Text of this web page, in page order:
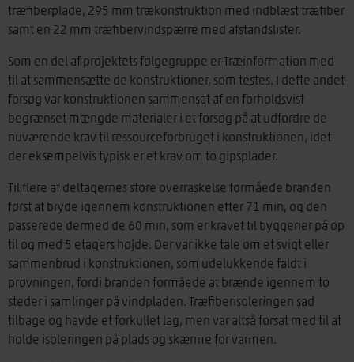
træfiberplade, 295 mm trækonstruktion med indblæst træfiber
samt en 22 mm træfibervindspærre med afstandslister.
Som en del af projektets følgegruppe er Træinformation med
til at sammensætte de konstruktioner, som testes. I dette andet
forsøg var konstruktionen sammensat af en forholdsvist
begrænset mængde materialer i et forsøg på at udfordre de
nuværende krav til ressourceforbruget i konstruktionen, idet
der eksempelvis typisk er et krav om to gipsplader.
Til flere af deltagernes store overraskelse formåede branden
først at bryde igennem konstruktionen efter 71 min, og den
passerede dermed de 60 min, som er kravet til byggerier på op
til og med 5 etagers højde. Der var ikke tale om et svigt eller
sammenbrud i konstruktionen, som udelukkende faldt i
prøvningen, fordi branden formåede at brænde igennem to
steder i samlinger på vindpladen. Træfiberisoleringen sad
tilbage og havde et forkullet lag, men var altså forsat med til at
holde isoleringen på plads og skærme for varmen.